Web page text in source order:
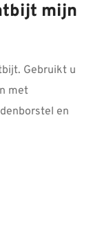
mijn
Gebruikt u
met
en